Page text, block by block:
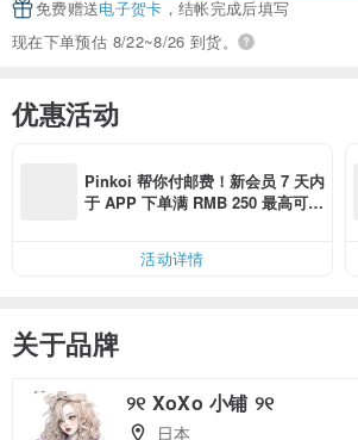
免费赠送电子贺卡 ，结帐完成后填写
现在下单预估 8/22~8/26 到货。
优惠活动
Pinkoi 帮你付邮费！新会员 7 天内
于 APP 下单满 RMB 250 最高可折
活动详情
关于品牌
୨୧ XoXo 小铺 ୨୧
日本